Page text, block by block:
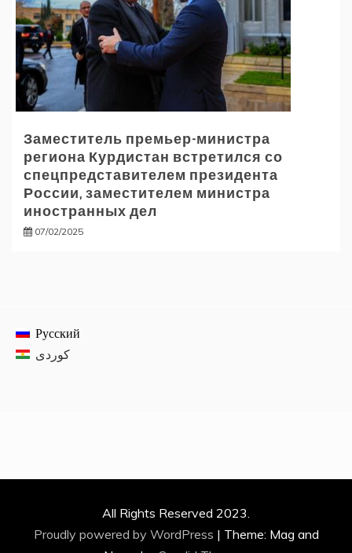
Заместитель премьер-министра
региона Курдистан встретился со
спецпредставителем президента
России, заместителем министра
иностранных дел
07/02/2025
Русский
All Rights Reserved 2023.
Proudly powered by WordPress | Theme: Mag and